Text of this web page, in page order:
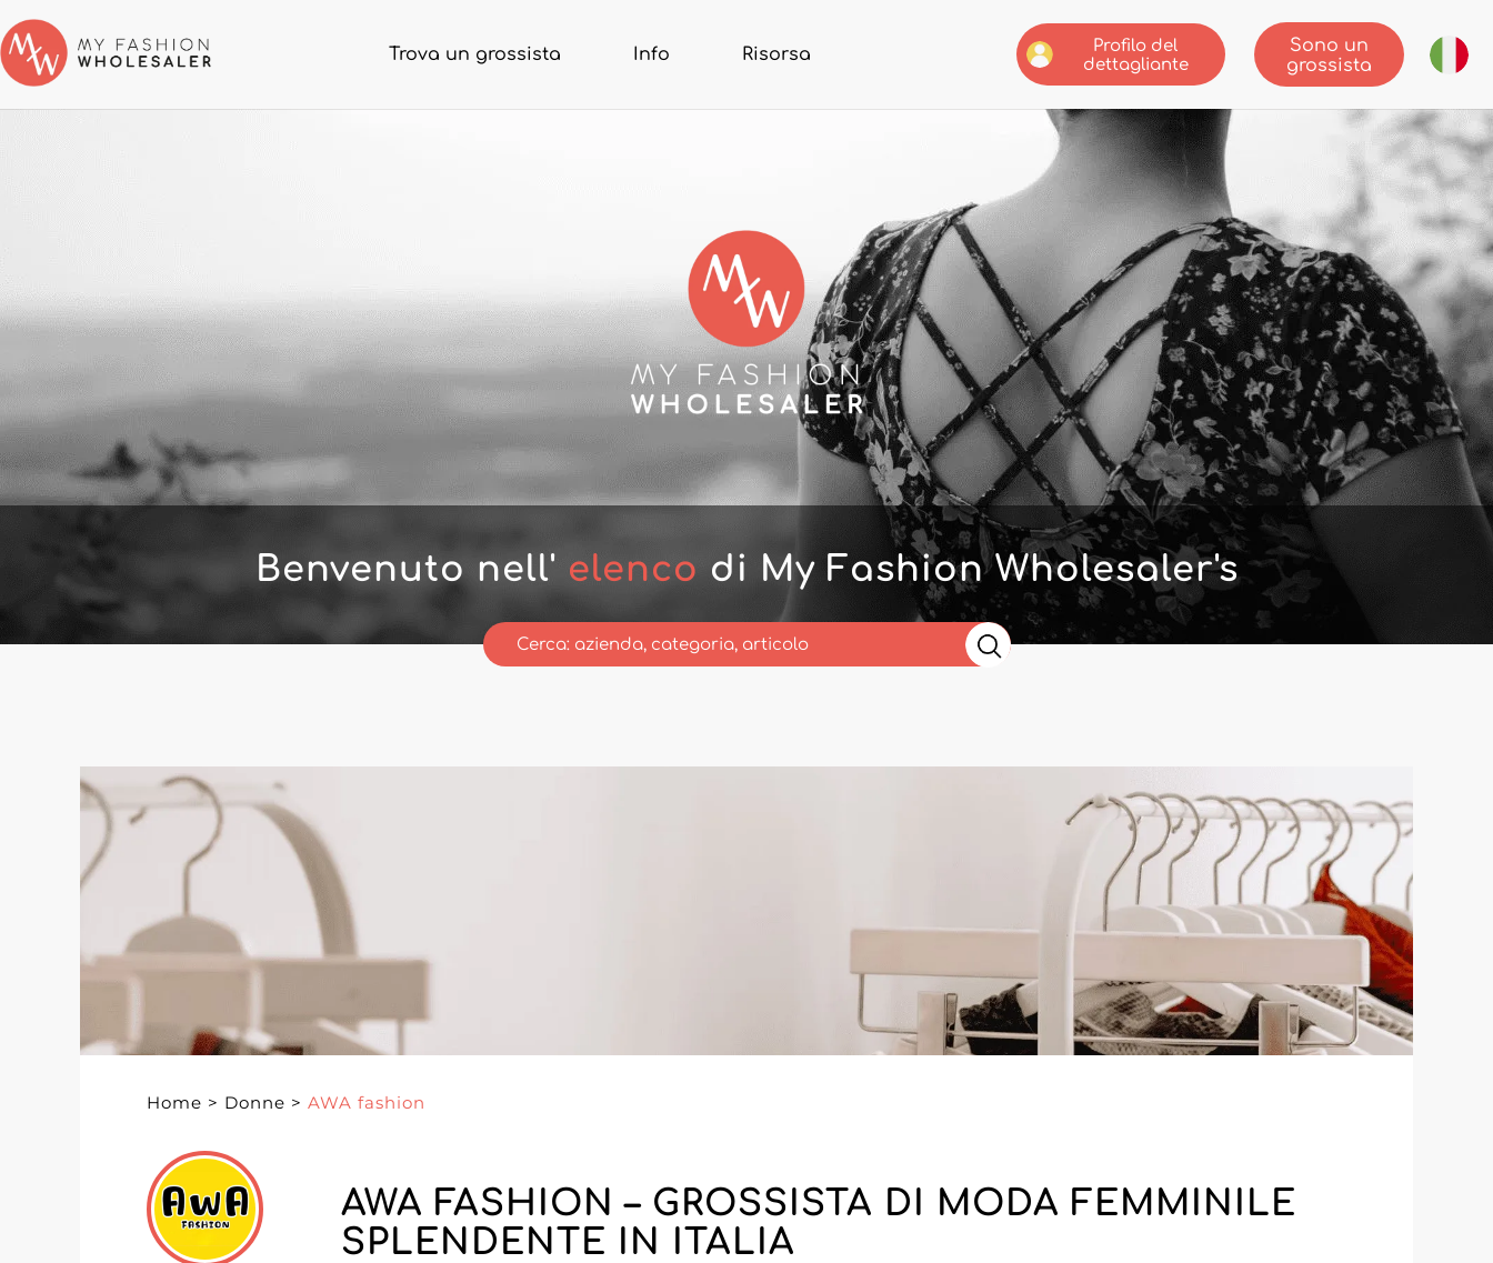
Trova un grossista Info Risorsa
Profilo del
dettagliante
Sono un
grossista
Benvenuto nell' elenco di My Fashion Wholesaler's
Home > Donne > AWA fashion
AWA FASHION – GROSSISTA DI MODA FEMMINILE
SPLENDENTE IN ITALIA